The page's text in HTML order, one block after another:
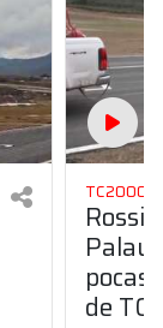
TC2000
Rossi
Palau
pocas
de